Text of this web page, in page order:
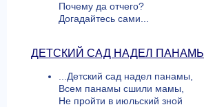
Почему да отчего?
Догадайтесь сами...
ДЕТСКИЙ САД НАДЕЛ ПАНАМЫ
...Детский сад надел панамы,
Всем панамы сшили мамы,
Не пройти в июльский зной